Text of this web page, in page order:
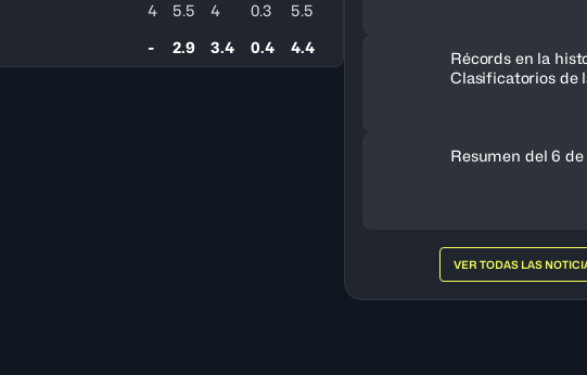
4 5.5 4 0.3
5.5
- 2.9 3.4 0.4 4.4
Récords en la
Clasificatorios de
Resumen del 6 de
VER TODAS LAS